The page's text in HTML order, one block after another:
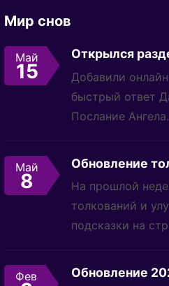
Мир снов
Май
15
Открылся
Добавили
быстрый ответ
Послание Ангела.
Май
8
Обновление
На прошлой
толкований и
подсказки на
Фев Обновление